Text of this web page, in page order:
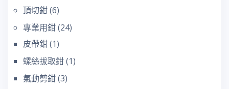
頂切鉗(6)
專業用鉗(24)
皮帶鉗(1)
螺絲拔取鉗(1)
氣動剪鉗(3)